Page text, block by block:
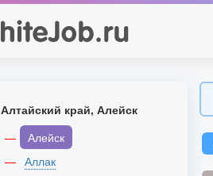
Алтайский край, Алейск
Алейск
Аллак